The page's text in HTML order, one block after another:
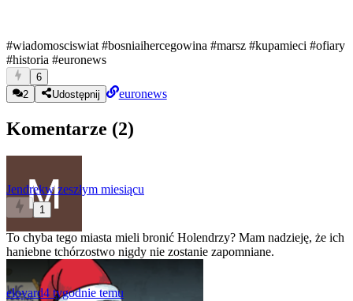
#wiadomosciswiat #bosniaihercegowina #marsz #kupamieci #ofiary
#historia #euronews
6
2
Udostępnij euronews
Komentarze (2)
Jendrekw zeszłym miesiącu
1
To chyba tego miasta mieli bronić Holendrzy? Mam nadzieję, że ich
haniebne tchórzostwo nigdy nie zostanie zapomniane.
eloyard4 tygodnie temu